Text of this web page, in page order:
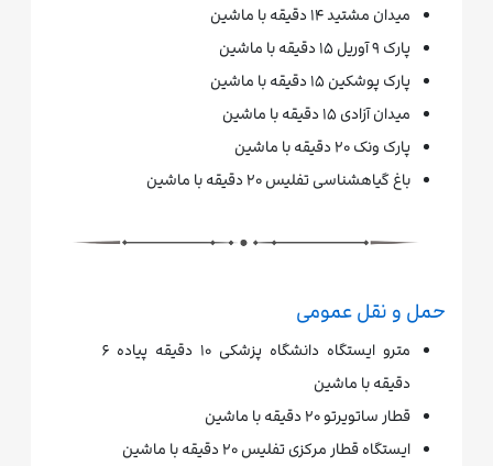
میدان مشتید ۱۴ دقیقه با ماشین
پارک ۹ آوریل ۱۵ دقیقه با ماشین
پارک پوشکین ۱۵ دقیقه با ماشین
میدان آزادی ۱۵ دقیقه با ماشین
پارک ونک ۲۰ دقیقه با ماشین
باغ گیاهشناسی تفلیس ۲۰ دقیقه با ماشین
حمل و نقل عمومی
مترو ایستگاه دانشگاه پزشکی ۱۰ دقیقه پیاده ۶
دقیقه با ماشین
قطار ساتویرتو ۲۰ دقیقه با ماشین
ایستگاه قطار مرکزی تفلیس ۲۰ دقیقه با ماشین